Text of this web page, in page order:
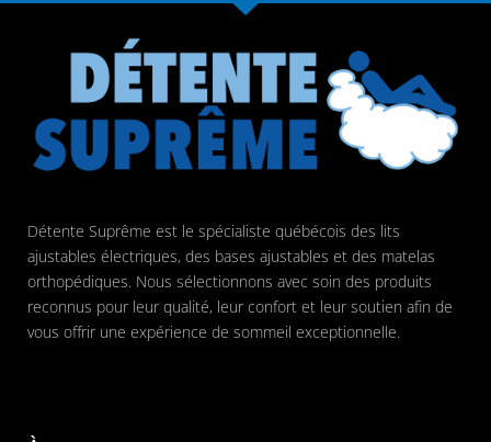
Détente Suprême est le spécialiste québécois des lits
ajustables électriques, des bases ajustables et des matelas
orthopédiques. Nous sélectionnons avec soin des produits
reconnus pour leur qualité, leur confort et leur soutien afin de
vous offrir une expérience de sommeil exceptionnelle.